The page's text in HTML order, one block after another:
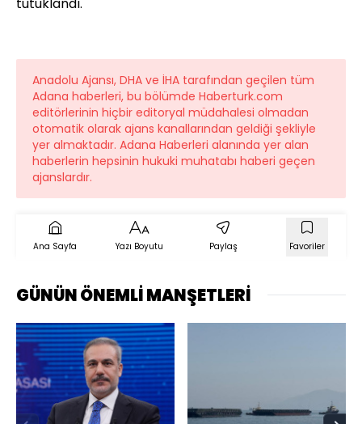
Anadolu Ajansı, DHA ve İHA tarafından geçilen tüm
Adana haberleri, bu bölümde Haberturk.com
editörlerinin hiçbir editoryal müdahalesi olmadan
otomatik olarak ajans kanallarından geldiği şekliyle
yer almaktadır. Adana Haberleri alanında yer alan
haberlerin hepsinin hukuki muhatabı haberi geçen
ajanslardır.
Ana Sayfa Yazı Boyutu Paylaş Favoriler
GÜNÜN ÖNEMLİ MANŞETLERİ